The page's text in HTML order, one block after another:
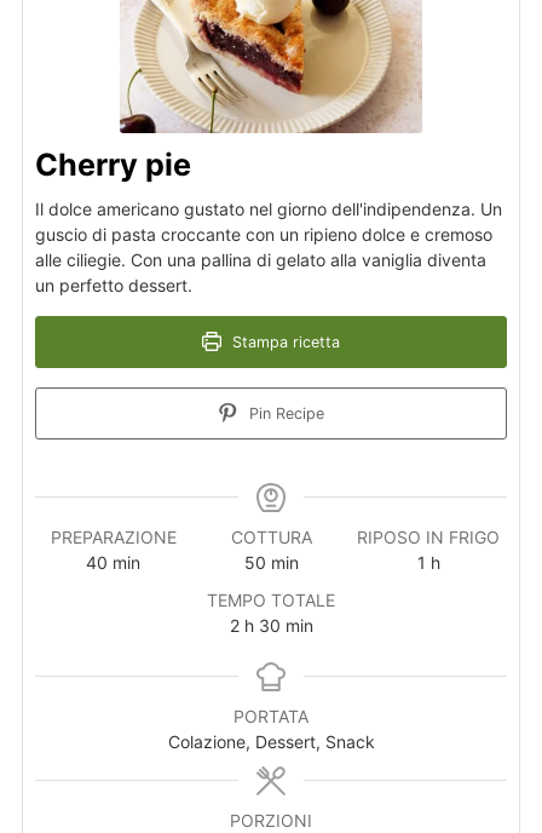
Cherry pie
Il dolce americano gustato nel giorno dell'indipendenza. Un
guscio di pasta croccante con un ripieno dolce e cremoso
alle ciliegie. Con una pallina di gelato alla vaniglia diventa
un perfetto dessert.
Stampa ricetta
Pin Recipe
PREPARAZIONE
40 min
COTTURA
50 min
RIPOSO IN FRIGO
1 h
TEMPO TOTALE
2 h 30 min
PORTATA
Colazione, Dessert, Snack
PORZIONI